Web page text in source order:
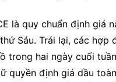
là quy chuẩn định giá
Sáu. Trái lại, các
trong hai ngày cuối
quyền định giá dầu